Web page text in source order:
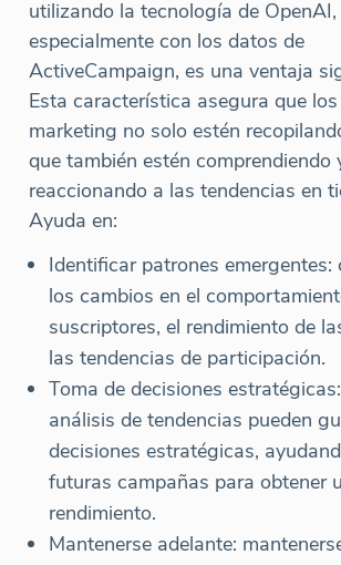
utilizando la tecnología de OpenAI,
especialmente con los datos de
ActiveCampaign, es una ventaja
Esta característica asegura que
marketing no solo estén
que también estén comprendiendo
reaccionando a las tendencias en
Ayuda en:
Identificar patrones emergentes:
los cambios en el
suscriptores, el rendimiento de
las tendencias de participación.
Toma de decisiones
análisis de tendencias pueden
decisiones estratégicas,
futuras campañas para obtener
rendimiento.
Mantenerse adelante: